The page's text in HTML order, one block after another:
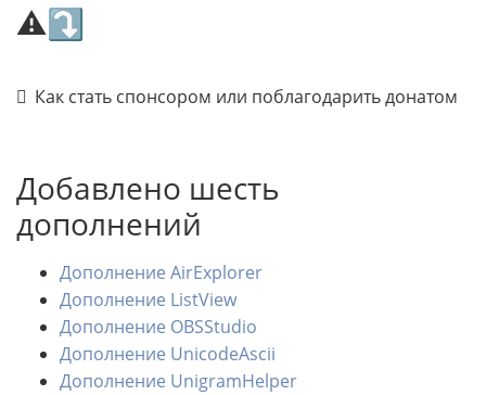
⚠⤵
Как стать спонсором или поблагодарить донатом
Добавлено шесть
дополнений
Дополнение AirExplorer
Дополнение ListView
Дополнение OBSStudio
Дополнение UnicodeAscii
Дополнение UnigramHelper